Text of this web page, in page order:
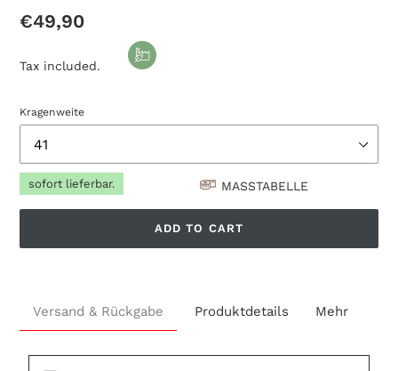
Regular
€49,90
Tax included.
Kragenweite
sofort lieferbar. MASSTABELLE
ADD TO CART
product
Versand & Rückgabe Produktdetails Mehr